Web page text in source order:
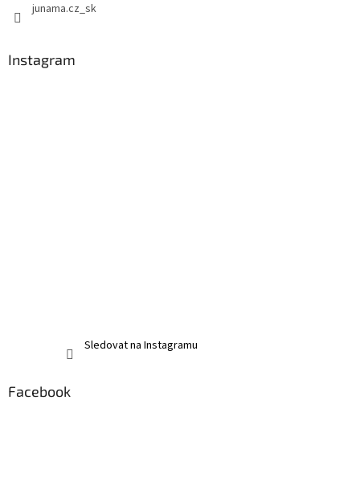
junama.cz_sk
Instagram
Sledovat na Instagramu
Facebook